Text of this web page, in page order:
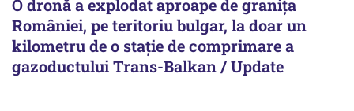
O dronă a explodat aproape de granița
României, pe teritoriu bulgar, la doar un
kilometru de o stație de comprimare a
gazoductului Trans-Balkan / Update